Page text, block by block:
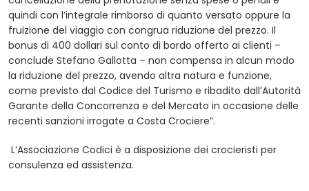
quindi con l’integrale rimborso di quanto versato oppure la
fruizione del viaggio con congrua riduzione del prezzo. Il
bonus di 400 dollari sul conto di bordo offerto ai clienti –
conclude Stefano Gallotta – non compensa in alcun modo
la riduzione del prezzo, avendo altra natura e funzione,
come previsto dal Codice del Turismo e ribadito dall’Autorità
Garante della Concorrenza e del Mercato in occasione delle
recenti sanzioni irrogate a Costa Crociere”.
L’Associazione Codici è a disposizione dei crocieristi per
consulenza ed assistenza.